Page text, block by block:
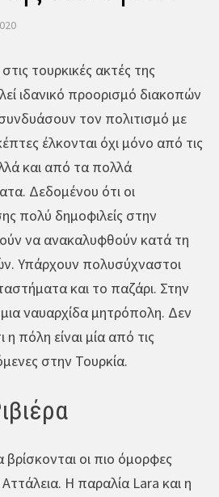
τουρκικές ακτές της
ιδανικό προορισμό διακοπών
τον πολιτισμό με
έλκονται όχι μόνο από τις
και από τα πολλά
Δεδομένου ότι οι
πολύ δημοφιλείς στην
να ανακαλυφθούν κατά τη
Υπάρχουν πολυσύχναστοι
και το παζάρι. Στην
μια ναυαρχίδα μητρόπολη. Δεν
η πόλη είναι μία από τις
στην Τουρκία.
βρίσκονται οι πιο όμορφες
Η παραλία Lara και η